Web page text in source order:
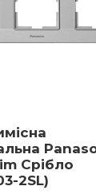
Срібло
2SL)